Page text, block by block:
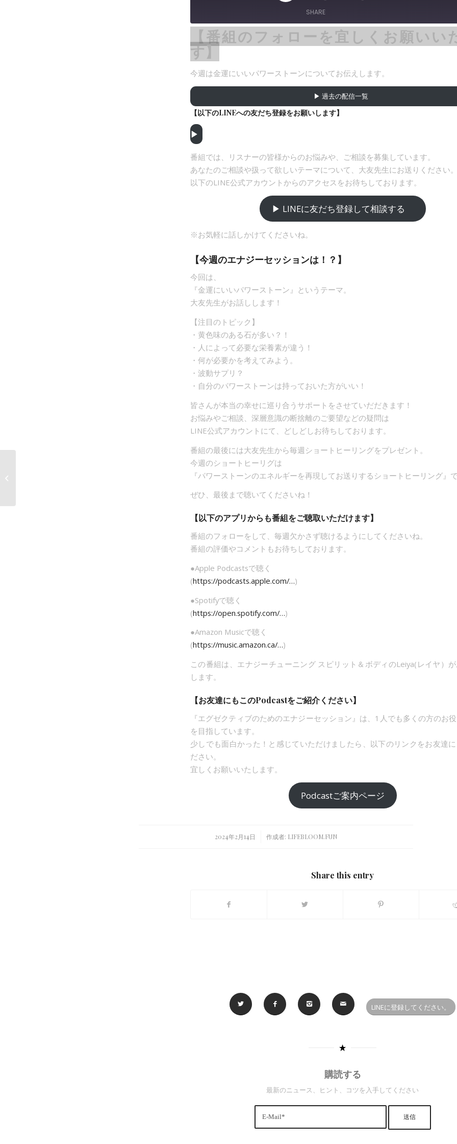
Episode
SHARE
SHARE
【番組のフォローを宜しくお願いい
す】
今週は金運にいいパワーストーンについてお伝えします。
▶︎ 過去の配信一覧
【以下のLINEへの友だち登録をお願いします】
▶︎
番組では、リスナーの皆様からのお悩みや、ご相談を募集しています。
あなたのご相談や扱って欲しいテーマについて、大友先生にお送りください。
以下のLINE公式アカウントからのアクセスをお待ちしております。
▶︎ LINEに友だち登録して相談する
※お気軽に話しかけてくださいね。
【今週のエナジーセッションは！？】
今回は、
『金運にいいパワーストーン』というテーマ。
大友先生がお話しします！
【注目のトピック】
・黄色味のある石が多い？！
・人によって必要な栄養素が違う！
・何が必要かを考えてみよう。
・波動サプリ？
・自分のパワーストーンは持っておいた方がいい！
皆さんが本当の幸せに巡り合うサポートをさせていだだきます！
お悩みやご相談、深層意識の断捨離のご要望などの疑問は
LINE公式アカウントにて、どしどしお待ちしております。
番組の最後には大友先生から毎週ショートヒーリングをプレゼント。
今週のショートヒーリグは
『パワーストーンのエネルギーを再現してお送りするショートヒーリング』で
ぜひ、最後まで聴いてくださいね！
【以下のアプリからも番組をご聴取いただけます】
番組のフォローをして、毎週欠かさず聴けるようにしてくださいね。
番組の評価やコメントもお待ちしております。
●Apple Podcastsで聴く
(https://podcasts.apple.com/…)
●Spotifyで聴く
(https://open.spotify.com/…)
●Amazon Musicで聴く
(https://music.amazon.ca/…)
この番組は、エナジーチューニング スピリット＆ボディのLeiya(レイヤ）
します。
【お友達にもこのPodcastをご紹介ください】
『エグゼクティブのためのエナジーセッション』は、1人でも多くの方のお
を目指しています。
少しでも面白かった！と感じていただけましたら、以下のリンクをお友達に
ださい。
宜しくお願いいたします。
Podcastご案内ページ
2024年2月14日
/ 作成者: LIFEBLOOM.FUN
Share this entry
LINEに登録してください。
購読する
最新のニュース、ヒント、コツを入手してください